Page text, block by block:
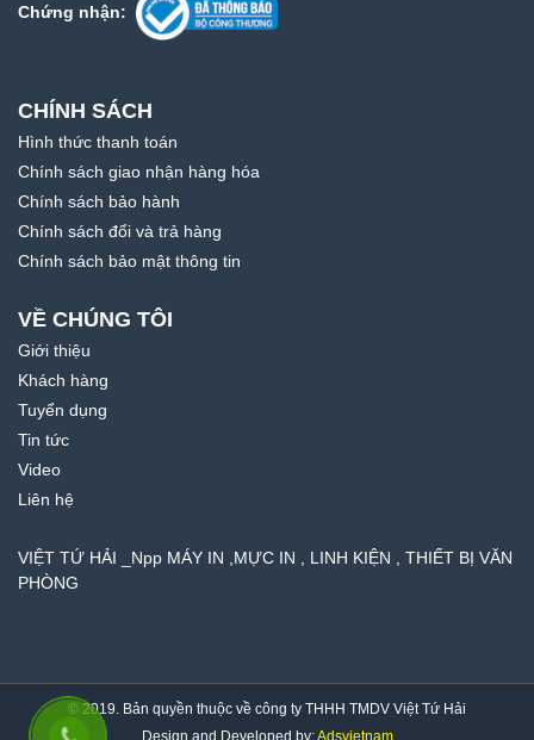
Chứng nhận:
CHÍNH SÁCH
Hình thức thanh toán
Chính sách giao nhận hàng hóa
Chính sách bảo hành
Chính sách đổi và trả hàng
Chính sách bảo mật thông tin
VỀ CHÚNG TÔI
Giới thiệu
Khách hàng
Tuyển dụng
Tin tức
Video
Liên hệ
VIỆT TỨ HẢI _Npp MÁY IN ,MỰC IN , LINH KIỆN , THIẾT BỊ VĂN
PHÒNG
© 2019. Bản quyền thuộc về công ty THHH TMDV Việt Tứ Hải
Design and Developed by:Adsvietnam